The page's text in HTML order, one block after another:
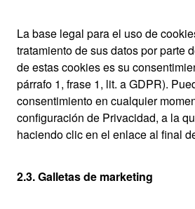
La base legal para el uso de
tratamiento de sus datos por parte
de estas cookies es su
párrafo 1, frase 1, lit. a GDPR).
consentimiento en cualquier
configuración de Privacidad, a la
haciendo clic en el enlace al final
2.3. Galletas de marketing